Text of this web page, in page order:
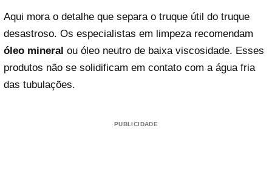
Aqui mora o detalhe que separa o truque útil do truque
desastroso. Os especialistas em limpeza recomendam
óleo mineral ou óleo neutro de baixa viscosidade. Esses
produtos não se solidificam em contato com a água fria
das tubulações.
PUBLICIDADE